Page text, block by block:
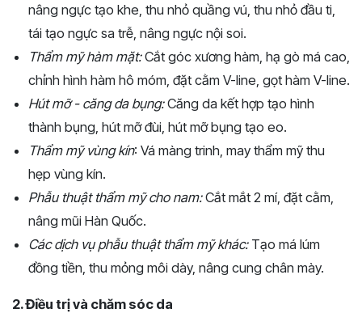
nâng ngực tạo khe, thu nhỏ quầng vú, thu nhỏ đầu ti,
tái tạo ngực sa trễ, nâng ngực nội soi.
Thẩm mỹ hàm mặt:Cắt góc xương hàm, hạ gò má cao,
chỉnh hình hàm hô móm, đặt cằm V-line, gọt hàm V-line.
Hút mỡ - căng da bụng:Căng da kết hợp tạo hình
thành bụng, hút mỡ đùi, hút mỡ bụng tạo eo.
Thẩm mỹ vùng kín: Vá màng trinh, may thẩm mỹ thu
hẹp vùng kín.
Phẫu thuật thẩm mỹ cho nam:Cắt mắt 2 mí, đặt cằm,
nâng mũi Hàn Quốc.
Các dịch vụ phẫu thuật thẩm mỹ khác:Tạo má lúm
đồng tiền, thu mỏng môi dày, nâng cung chân mày.
2. Điều trị và chăm sóc da